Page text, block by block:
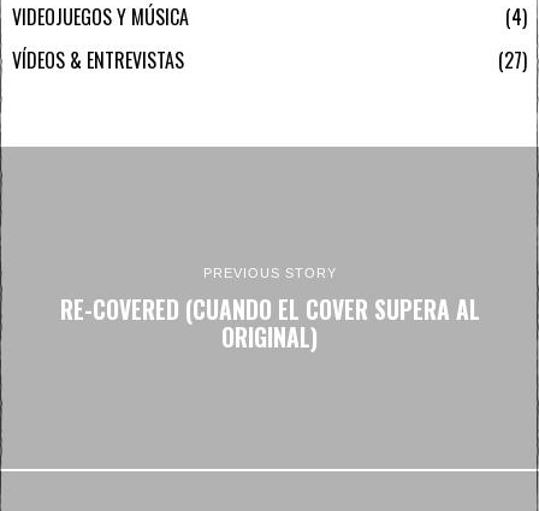
VIDEOJUEGOS Y MÚSICA
4
VÍDEOS & ENTREVISTAS
27
PREVIOUS STORY
RE-COVERED (CUANDO EL COVER SUPERA AL
ORIGINAL)